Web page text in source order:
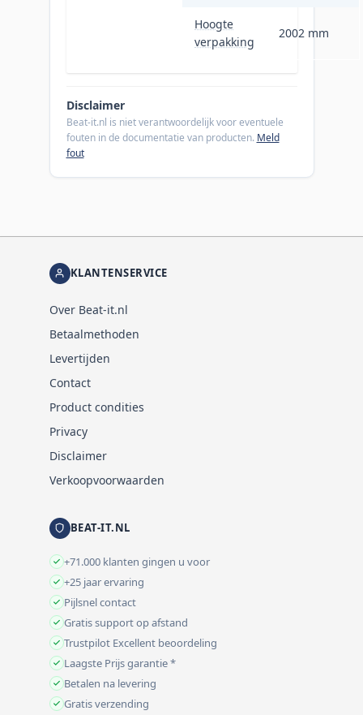
Hoogte
verpakking
2002 mm
Disclaimer
Beat-it.nl is niet verantwoordelijk voor eventuele
fouten in de documentatie van producten. Meld
fout
KLANTENSERVICE
Over Beat-it.nl
Betaalmethoden
Levertijden
Contact
Product condities
Privacy
Disclaimer
Verkoopvoorwaarden
BEAT-IT.NL
+71.000 klanten gingen u voor
+25 jaar ervaring
Pijlsnel contact
Gratis support op afstand
Trustpilot Excellent beoordeling
Laagste Prijs garantie *
Betalen na levering
Gratis verzending